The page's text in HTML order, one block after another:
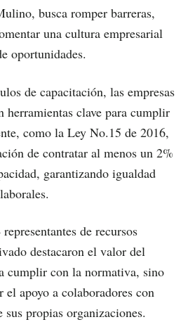
busca romper barreras,
una cultura empresarial
oportunidades.
de capacitación, las empresas
herramientas clave para cumplir
como la Ley No.15 de 2016,
de contratar al menos un 2%
garantizando igualdad
de recursos
destacaron el valor del
cumplir con la normativa, sino
el apoyo a colaboradores con
propias organizaciones.